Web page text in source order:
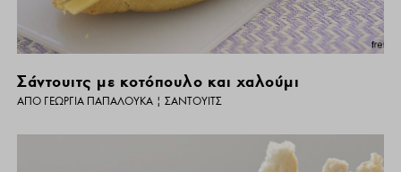
Σάντουιτς με κοτόπουλο και χαλούμι
ΑΠΌ ΓΕΩΡΓΊΑ ΠΑΠΑΛΟΥΚΆ |ΣΆΝΤΟΥΙΤΣ